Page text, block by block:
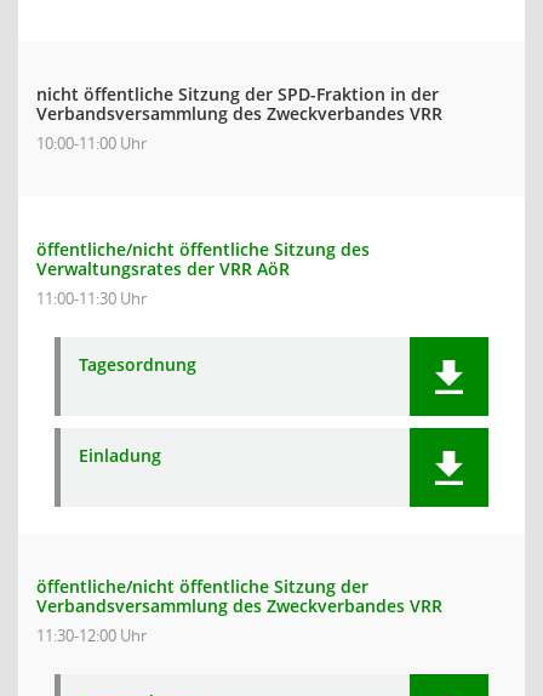
nicht öffentliche Sitzung der SPD-Fraktion in der
Verbandsversammlung des Zweckverbandes VRR
10:00-11:00 Uhr
öffentliche/nicht öffentliche Sitzung des
Verwaltungsrates der VRR AöR
11:00-11:30 Uhr
Tagesordnung
Einladung
öffentliche/nicht öffentliche Sitzung der
Verbandsversammlung des Zweckverbandes VRR
11:30-12:00 Uhr